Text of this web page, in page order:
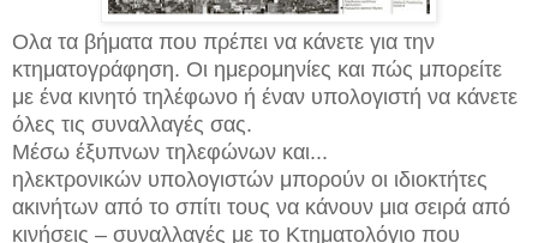
Ολα τα βήματα που πρέπει να κάνετε για την
κτηματογράφηση. Οι ημερομηνίες και πώς μπορείτε
με ένα κινητό τηλέφωνο ή έναν υπολογιστή να κάνετε
όλες τις συναλλαγές σας.
Μέσω έξυπνων τηλεφώνων και...
ηλεκτρονικών υπολογιστών μπορούν οι ιδιοκτήτες
ακινήτων από το σπίτι τους να κάνουν μια σειρά από
κινήσεις – συναλλαγές με το Κτηματολόγιο που